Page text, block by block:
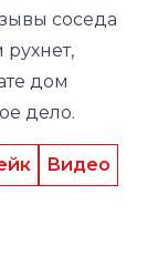
соседа
рухнет,
дом
дело.
Видео